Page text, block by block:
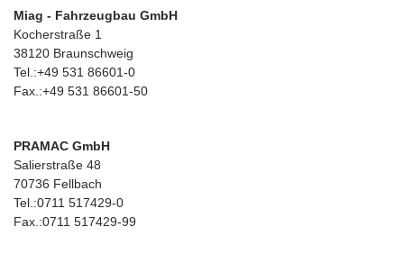
Miag - Fahrzeugbau GmbH
Kocherstraße 1
38120 Braunschweig
Tel.:+49 531 86601-0
Fax.:+49 531 86601-50
PRAMAC GmbH
Salierstraße 48
70736 Fellbach
Tel.:0711 517429-0
Fax.:0711 517429-99